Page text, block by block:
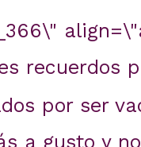
recuerdos
por ser
a gusto y